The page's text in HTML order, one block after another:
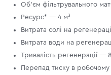
Об'єм фільтрувального
Ресурс* — 4 м³
Витрата солі на
Витрата води на
Тривалість регенерації —
Перепад тиску в